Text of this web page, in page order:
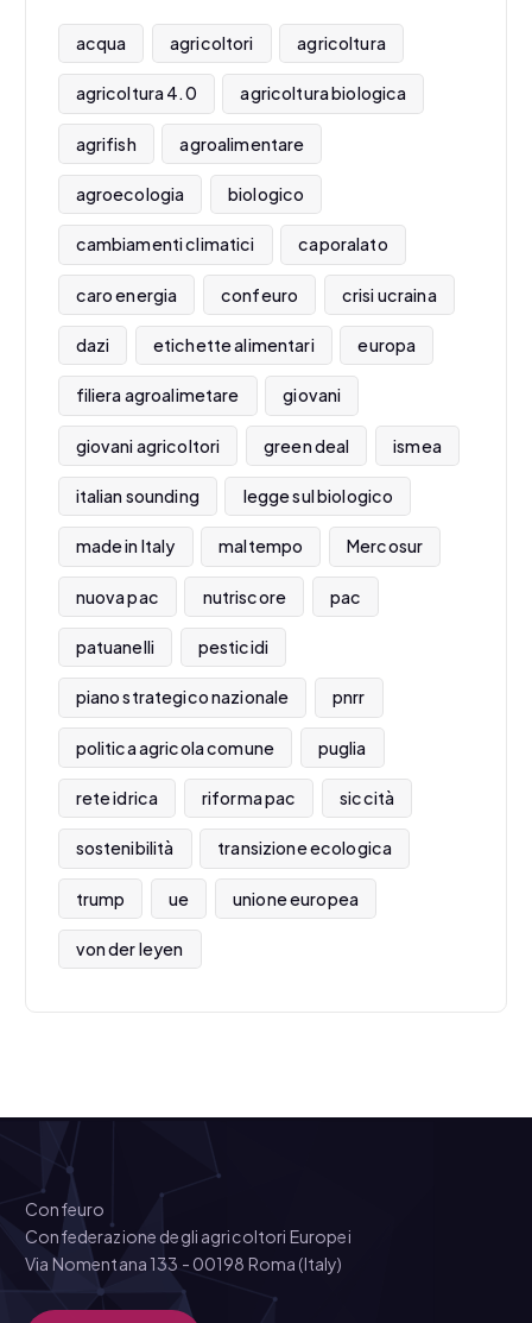
acqua agricoltori agricoltura
agricoltura 4.0 agricoltura biologica
agrifish agroalimentare
agroecologia biologico
cambiamenti climatici caporalato
caro energia confeuro crisi ucraina
dazi etichette alimentari europa
filiera agroalimetare giovani
giovani agricoltori green deal ismea
italian sounding legge sul biologico
made in Italy maltempo Mercosur
nuova pac nutriscore pac
patuanelli pesticidi
piano strategico nazionale pnrr
politica agricola comune puglia
rete idrica riforma pac siccità
sostenibilità transizione ecologica
trump ue unione europea
von der leyen
Confeuro
Confederazione degli agricoltori Europei
Via Nomentana 133 - 00198 Roma (Italy)